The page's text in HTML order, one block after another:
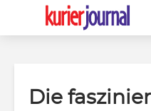
Die